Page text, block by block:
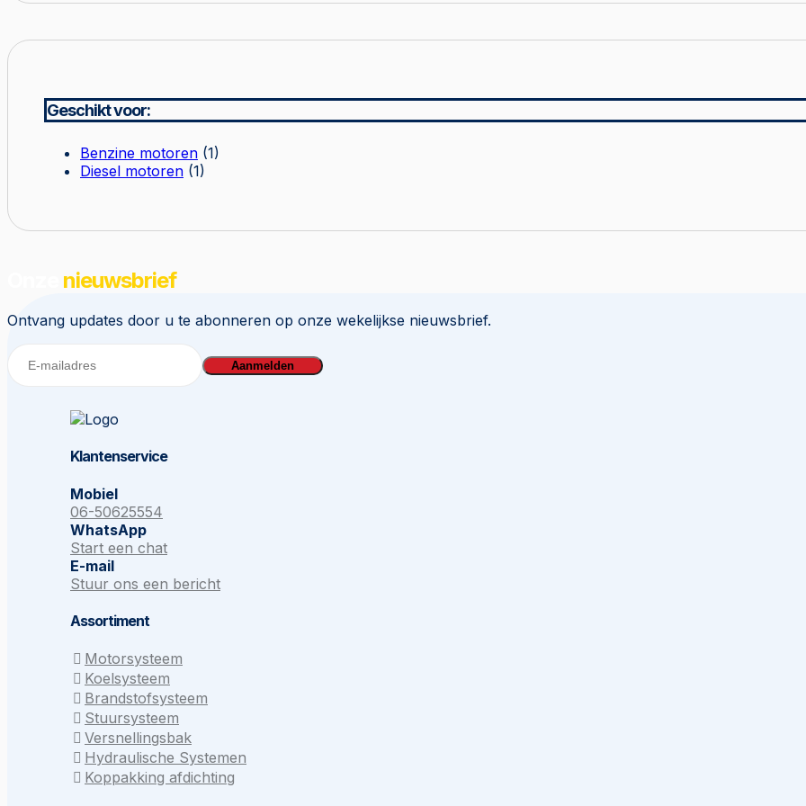
Geschikt voor:
Benzine motoren (1)
Diesel motoren (1)
nieuwsbrief
Ontvang updates door u te abonneren op onze wekelijkse nieuwsbrief.
Aanmelden
Klantenservice
Mobiel
06-50625554
WhatsApp
Start een chat
E-mail
Stuur ons een bericht
Assortiment
Motorsysteem
Koelsysteem
Brandstofsysteem
Stuursysteem
Versnellingsbak
Hydraulische Systemen
Koppakking afdichting